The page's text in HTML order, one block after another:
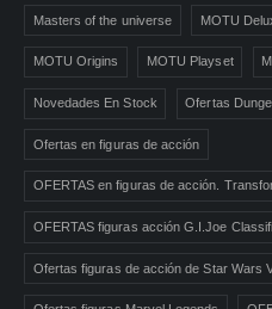
Masters of the universe MOTU
MOTU Origins MOTU Playset
Novedades En Stock Ofertas
Ofertas en figuras de acción
OFERTAS en figuras de acción.
OFERTAS figuras acción G.I.Joe
Ofertas figuras de acción de Star Wars